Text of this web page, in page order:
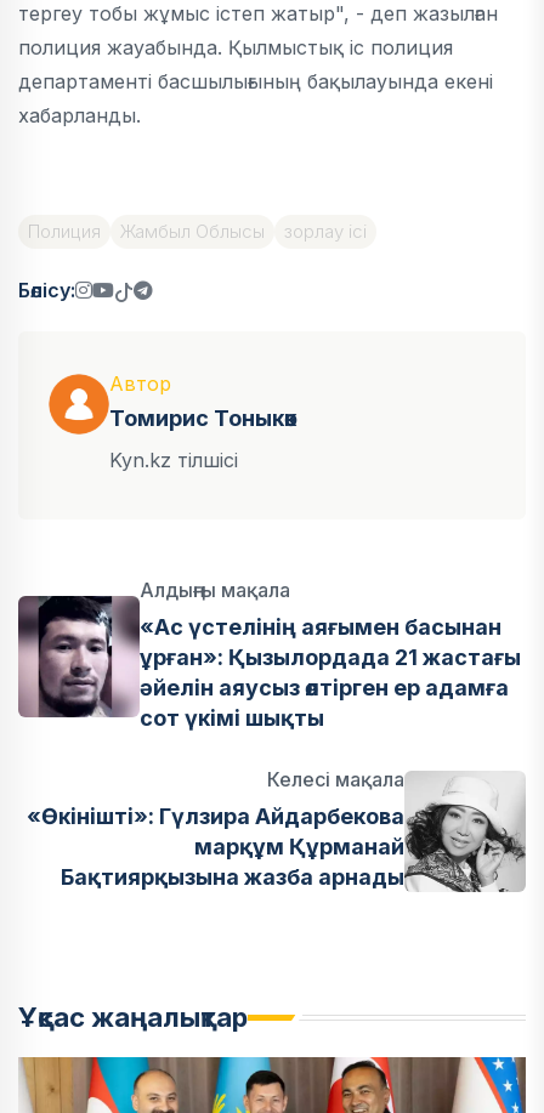
тергеу тобы жұмыс істеп жатыр", - деп жазылған
полиция жауабында. Қылмыстық іс полиция
департаменті басшылығының бақылауында екені
хабарланды.
Полиция Жамбыл Облысы зорлау ісі
Бөлісу:
Автор
Томирис Тоныкөк
Kyn.kz тілшісі
Алдыңғы мақала
«Ас үстелінің аяғымен басынан
ұрған»: Қызылордада 21 жастағы
әйелін аяусыз өлтірген ер адамға
сот үкімі шықты
Келесі мақала
«Өкінішті»: Гүлзира Айдарбекова
марқұм Құрманай
Бақтиярқызына жазба арнады
Ұқсас жаңалықтар